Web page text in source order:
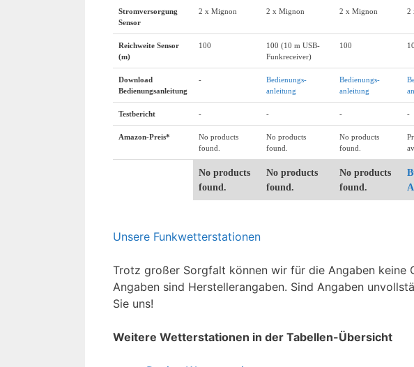
Stromversorgung
Sensor
2 x Mignon 2 x Mignon 2 x Mignon 2
Reichweite Sensor
(m)
100
100 (10 m USB-
Funkreceiver)
100
Download
Bedienungsanleitung
-
Bedienungs-
anleitung
Bedienungs-
anleitung
Testbericht - - - -
Amazon-Preis*
No products
found.
No products
found.
No products
found.
No products
found.
No products
found.
No products
found.
Unsere Funkwetterstationen
Trotz großer Sorgfalt können wir für die Angaben keine
Angaben sind Herstellerangaben. Sind Angaben
Sie uns!
Weitere Wetterstationen in der Tabellen-Übersicht